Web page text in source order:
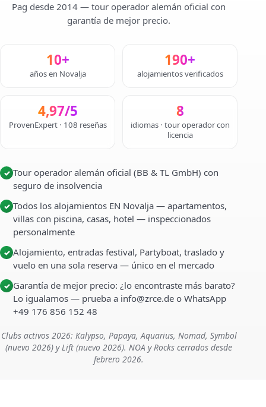
Pag desde 2014 — tour operador alemán oficial con
garantía de mejor precio.
10+
años en Novalja
190+
alojamientos verificados
4,97/5
ProvenExpert · 108 reseñas
8
idiomas · tour operador con
licencia
✓ Tour operador alemán oficial (BB & TL GmbH) con
seguro de insolvencia
✓ Todos los alojamientos EN Novalja — apartamentos,
villas con piscina, casas, hotel — inspeccionados
personalmente
✓ Alojamiento, entradas festival, Partyboat, traslado y
vuelo en una sola reserva — único en el mercado
✓ Garantía de mejor precio: ¿lo encontraste más barato?
Lo igualamos — prueba a info@zrce.de o WhatsApp
+49 176 856 152 48
Clubs activos 2026: Kalypso, Papaya, Aquarius, Nomad, Symbol
(nuevo 2026) y Lift (nuevo 2026). NOA y Rocks cerrados desde
febrero 2026.